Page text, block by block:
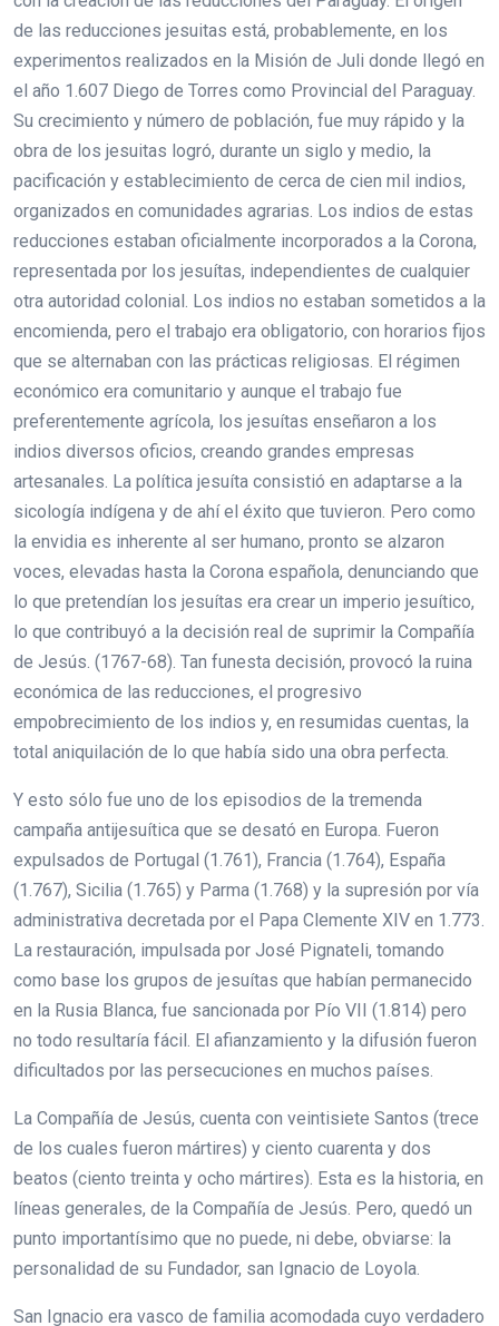
de las reducciones jesuitas está, probablemente, en los
experimentos realizados en la Misión de Juli donde llegó en
el año 1.607 Diego de Torres como Provincial del Paraguay.
Su crecimiento y número de población, fue muy rápido y la
obra de los jesuitas logró, durante un siglo y medio, la
pacificación y establecimiento de cerca de cien mil indios,
organizados en comunidades agrarias. Los indios de estas
reducciones estaban oficialmente incorporados a la Corona,
representada por los jesuítas, independientes de cualquier
otra autoridad colonial. Los indios no estaban sometidos a la
encomienda, pero el trabajo era obligatorio, con horarios fijos
que se alternaban con las prácticas religiosas. El régimen
económico era comunitario y aunque el trabajo fue
preferentemente agrícola, los jesuítas enseñaron a los
indios diversos oficios, creando grandes empresas
artesanales. La política jesuíta consistió en adaptarse a la
sicología indígena y de ahí el éxito que tuvieron. Pero como
la envidia es inherente al ser humano, pronto se alzaron
voces, elevadas hasta la Corona española, denunciando que
lo que pretendían los jesuítas era crear un imperio jesuítico,
lo que contribuyó a la decisión real de suprimir la Compañía
de Jesús. (1767-68). Tan funesta decisión, provocó la ruina
económica de las reducciones, el progresivo
empobrecimiento de los indios y, en resumidas cuentas, la
total aniquilación de lo que había sido una obra perfecta.
Y esto sólo fue uno de los episodios de la tremenda
campaña antijesuítica que se desató en Europa. Fueron
expulsados de Portugal (1.761), Francia (1.764), España
(1.767), Sicilia (1.765) y Parma (1.768) y la supresión por vía
administrativa decretada por el Papa Clemente XIV en 1.773.
La restauración, impulsada por José Pignateli, tomando
como base los grupos de jesuítas que habían permanecido
en la Rusia Blanca, fue sancionada por Pío VII (1.814) pero
no todo resultaría fácil. El afianzamiento y la difusión fueron
dificultados por las persecuciones en muchos países.
La Compañía de Jesús, cuenta con veintisiete Santos (trece
de los cuales fueron mártires) y ciento cuarenta y dos
beatos (ciento treinta y ocho mártires). Esta es la historia, en
líneas generales, de la Compañía de Jesús. Pero, quedó un
punto importantísimo que no puede, ni debe, obviarse: la
personalidad de su Fundador, san Ignacio de Loyola.
San Ignacio era vasco de familia acomodada cuyo verdadero